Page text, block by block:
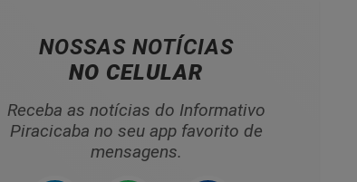
NOSSAS NOTÍCIAS
NO CELULAR
Receba as notícias do Informativo
Piracicaba no seu app favorito de
mensagens.